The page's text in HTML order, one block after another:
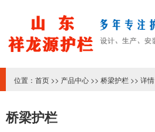
位置： 首页 >> 产品中心 >> 桥梁护栏 >> 详情
桥梁护栏